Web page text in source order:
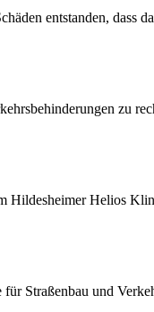
entstanden, dass
zu
Helios
Straßenbau und